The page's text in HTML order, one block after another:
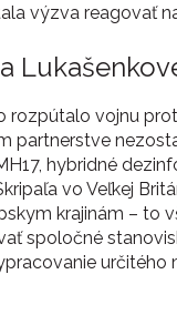
výzva reagovať
rozpútalo vojnu
partnerstve
hybridné
vo Veľkej
krajinám – to
spoločné